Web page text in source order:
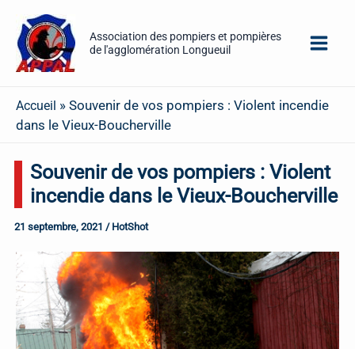
contenu
Association des pompiers et pompières
de l'agglomération Longueuil
Accueil » Souvenir de vos pompiers : Violent incendie
dans le Vieux-Boucherville
Souvenir de vos pompiers : Violent
incendie dans le Vieux-Boucherville
21 septembre, 2021 / HotShot